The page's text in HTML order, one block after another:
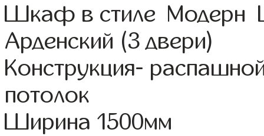
Шкаф в стиле Модерн
Арденский (3 двери)
Конструкция-
потолок
Ширина 1500мм